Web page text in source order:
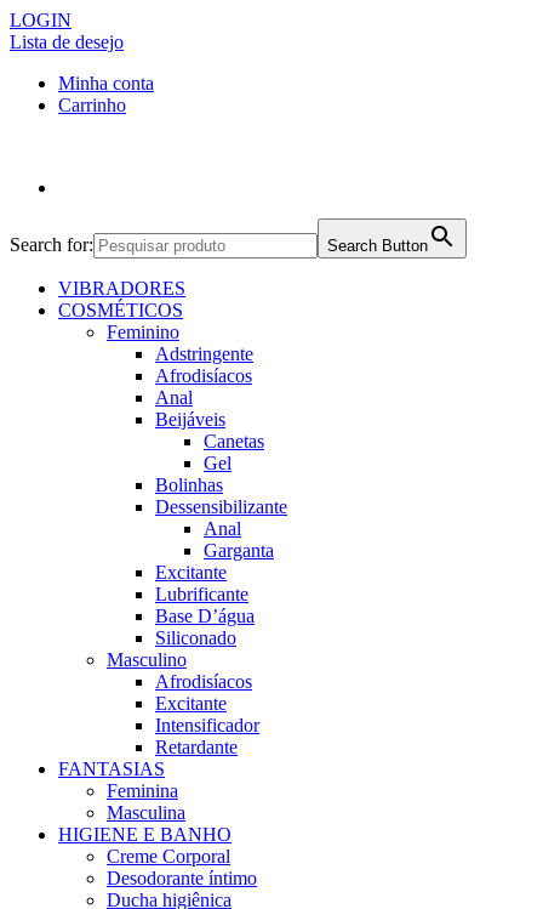
LOGIN
Lista de desejo
Minha conta
Carrinho
Search for: Search Button
VIBRADORES
COSMÉTICOS
Feminino
Adstringente
Afrodisíacos
Anal
Beijáveis
Canetas
Gel
Bolinhas
Dessensibilizante
Anal
Garganta
Excitante
Lubrificante
Base D’água
Siliconado
Masculino
Afrodisíacos
Excitante
Intensificador
Retardante
FANTASIAS
Feminina
Masculina
HIGIENE E BANHO
Creme Corporal
Desodorante íntimo
Ducha higiênica